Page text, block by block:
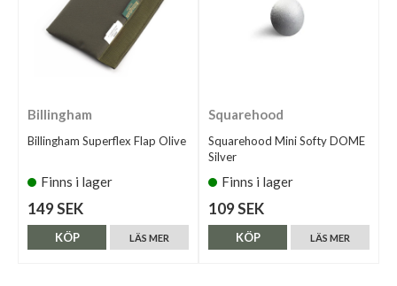
Billingham
Billingham Superflex Flap Olive
Finns i lager
149 SEK
LÄS MER
KÖP
Squarehood
Squarehood Mini Softy DOME
Silver
Finns i lager
109 SEK
LÄS MER
KÖP